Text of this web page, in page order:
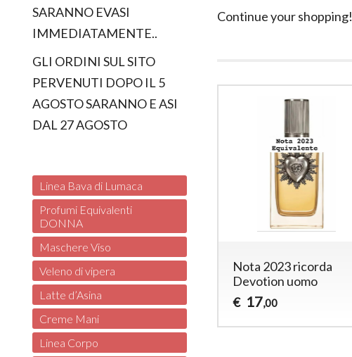
Continue your shopping!
Nota 2023 ricorda
Devotion uomo
€ 17,00
SARANNO EVASI
IMMEDIATAMENTE..
GLI ORDINI SUL SITO
PERVENUTI DOPO IL 5
AGOSTO SARANNO E ASI
DAL 27 AGOSTO
Linea Bava di Lumaca
Profumi Equivalenti
DONNA
Maschere Viso
Veleno di vipera
Latte d’Asina
Creme Mani
Linea Corpo